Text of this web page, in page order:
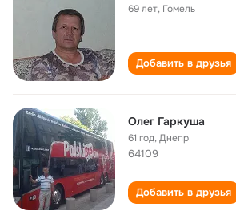
69 лет, Гомель
Добавить в друзья
Олег Гаркуша
61 год,Днепр
64109
Добавить в друзья